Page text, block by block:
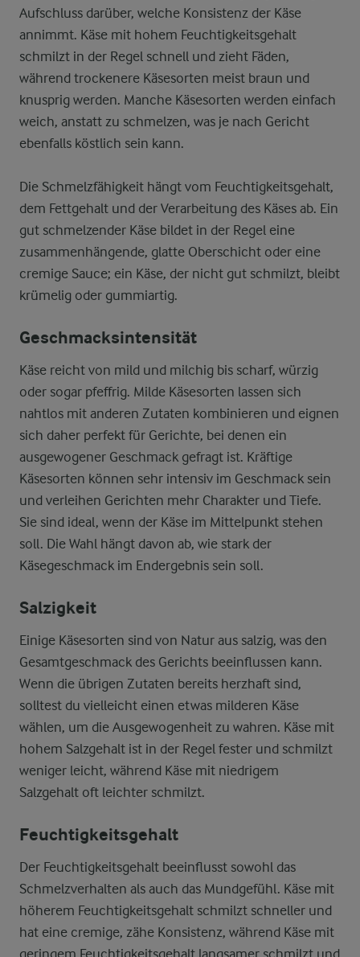
Aufschluss darüber, welche Konsistenz der Käse
annimmt. Käse mit hohem Feuchtigkeitsgehalt
schmilzt in der Regel schnell und zieht Fäden,
während trockenere Käsesorten meist braun und
knusprig werden. Manche Käsesorten werden einfach
weich, anstatt zu schmelzen, was je nach Gericht
ebenfalls köstlich sein kann.
Die Schmelzfähigkeit hängt vom Feuchtigkeitsgehalt,
dem Fettgehalt und der Verarbeitung des Käses ab. Ein
gut schmelzender Käse bildet in der Regel eine
zusammenhängende, glatte Oberschicht oder eine
cremige Sauce; ein Käse, der nicht gut schmilzt, bleibt
krümelig oder gummiartig.
Geschmacksintensität
Käse reicht von mild und milchig bis scharf, würzig
oder sogar pfeffrig. Milde Käsesorten lassen sich
nahtlos mit anderen Zutaten kombinieren und eignen
sich daher perfekt für Gerichte, bei denen ein
ausgewogener Geschmack gefragt ist. Kräftige
Käsesorten können sehr intensiv im Geschmack sein
und verleihen Gerichten mehr Charakter und Tiefe.
Sie sind ideal, wenn der Käse im Mittelpunkt stehen
soll. Die Wahl hängt davon ab, wie stark der
Käsegeschmack im Endergebnis sein soll.
Salzigkeit
Einige Käsesorten sind von Natur aus salzig, was den
Gesamtgeschmack des Gerichts beeinflussen kann.
Wenn die übrigen Zutaten bereits herzhaft sind,
solltest du vielleicht einen etwas milderen Käse
wählen, um die Ausgewogenheit zu wahren. Käse mit
hohem Salzgehalt ist in der Regel fester und schmilzt
weniger leicht, während Käse mit niedrigem
Salzgehalt oft leichter schmilzt.
Feuchtigkeitsgehalt
Der Feuchtigkeitsgehalt beeinflusst sowohl das
Schmelzverhalten als auch das Mundgefühl. Käse mit
höherem Feuchtigkeitsgehalt schmilzt schneller und
hat eine cremige, zähe Konsistenz, während Käse mit
geringem Feuchtigkeitsgehalt langsamer schmilzt und